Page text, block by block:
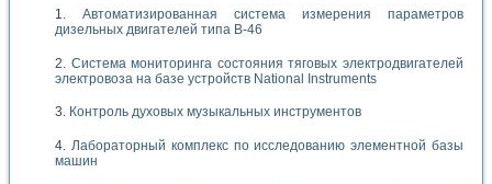
Автоматизированная система измерения параметров
дизельных двигателей типа В-46
Система мониторинга состояния тяговых электродвигателей
электровоза на базе устройств National Instruments
Контроль духовых музыкальных инструментов
Лабораторный комплекс по исследованию элементной базы
машин